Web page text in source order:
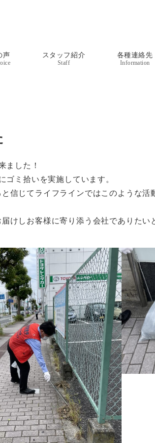
声 スタッフ紹介
Staff
各種連絡先
Information
ました！
ゴミ拾いを実施しています。
信じてライフラインではこのような活
けしお客様に寄り添う会社でありたい